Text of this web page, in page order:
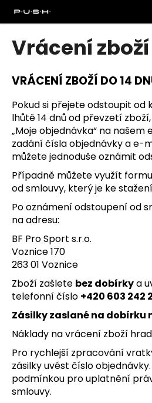
obsah
Vrácení zboží
VRÁCENÍ ZBOŽÍ DO 14
Pokud si přejete odstoupit od
lhůtě 14 dnů od převzetí
„Moje objednávka“ na našem
zadání čísla objednávky a e-
můžete jednoduše oznámit
Případně můžete využít
od smlouvy, který je ke stažení
Po oznámení odstoupení od
na adresu:
BF Pro Sport s.r.o.
Voznice 170
263 01 Voznice
Zboží zašlete bez dobírkya
telefonní číslo +420 603 242
Zásilky zaslané na dobírku
Náklady na vrácení zboží
Pro rychlejší zpracování
zásilky uvést číslo
podmínkou pro uplatnění
smlouvy.
o
o
o
t
ř
e
b
u
j
e
t
e
n
a
j
í
t
?